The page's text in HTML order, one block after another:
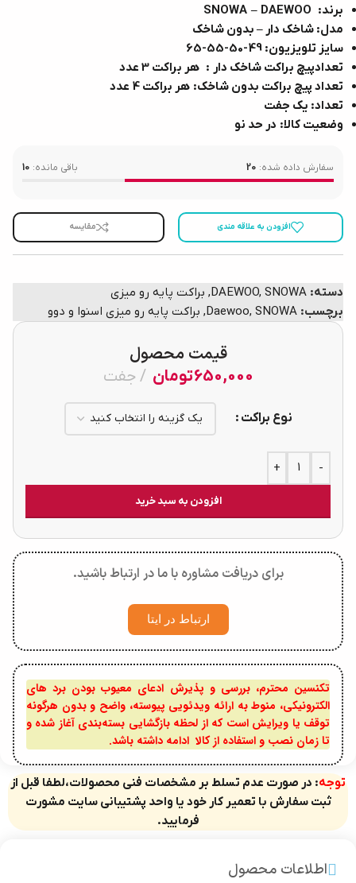
برند: SNOWA – DAEWOO
مدل: شاخک دار – بدون شاخک
سایز تلویزیون: 49-50-55-65
تعدادپیچ براکت شاخک دار : هر براکت 3 عدد
تعداد پیچ براکت بدون شاخک: هر براکت 4 عدد
تعداد: یک جفت
وضعیت کالا: در حد نو
سفارش داده شده: 20 باقی مانده: 10
افزودن به علاقه مندی مقایسه
دسته: DAEWOO, SNOWA
, براکت پایه رو میزی
برچسب:
Daewoo, SNOWA
, براکت پایه رو میزی اسنوا و دوو
قیمت محصول
650,000تومان جفت
نوع براکت
-
+
افزودن به سبد خرید
برای دریافت مشاوره با ما در ارتباط باشید.
ارتباط در ایتا
تکنسین محترم، بررسی و پذیرش ادعای معیوب بودن برد های
الکترونیکی، منوط به ارائه ویدئویی پیوسته، واضح و بدون هرگونه
توقف یا ویرایش است که از لحظه بازگشایی بسته‌بندی آغاز شده و
تا زمان نصب و استفاده از کالا ادامه داشته باشد.
توجه: در صورت عدم تسلط بر مشخصات فنی محصولات،لطفا قبل از
ثبت سفارش با تعمیر کار خود یا واحد پشتیبانی سایت مشورت
فرمایید.
اطلاعات محصول